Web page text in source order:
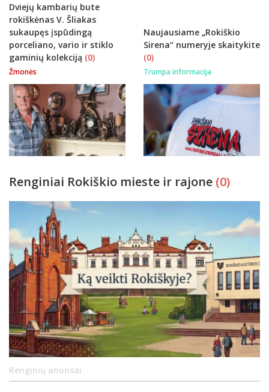
Dviejų kambarių bute
rokiškėnas V. Šliakas
sukaupęs įspūdingą
porceliano, vario ir stiklo
gaminių kolekciją (0)
Žmonės
Naujausiame „Rokiškio
Sirena“ numeryje skaitykite
(0)
Trumpa informacija
Renginiai Rokiškio mieste ir rajone (0)
Renginių anonsai